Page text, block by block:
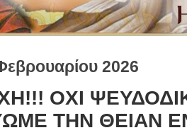
2026
ΟΧΙ
ΤΗΝ ΘΕΙΑΝ